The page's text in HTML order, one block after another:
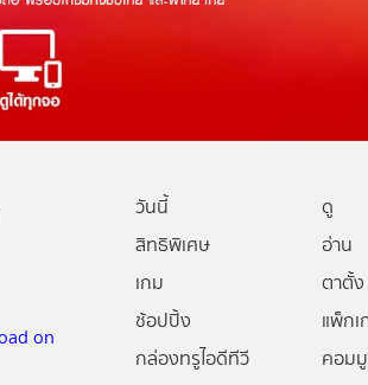
วันนี้
ดู
สิทธิพิเศษ
อ่าน
เกม
ตาตั้ง
ช้อปปิ้ง
แพ็กเ
กล่องทรูไอดีทีวี
คอม